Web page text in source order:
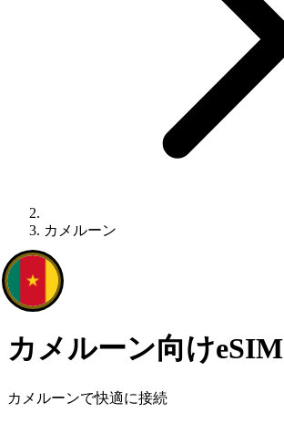
カメルーン
カメルーン向けeSIM
カメルーンで快適に接続